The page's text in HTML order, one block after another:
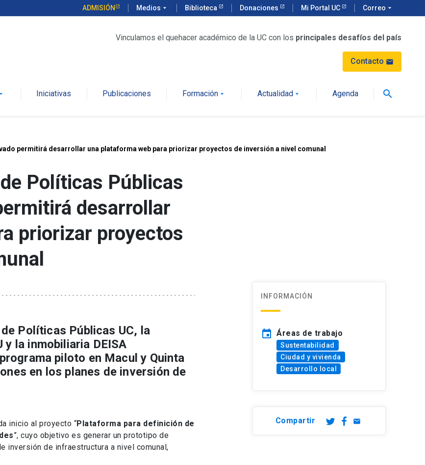
ADMISIÓN Medios arrow_drop_down Biblioteca Donaciones Mi Portal UC Correo arrow_drop_down
Vinculamos el quehacer académico de la UC con los principales desafíos del país
Contacto mail
arrow_drop_down Iniciativas Publicaciones Formaciónarrow_drop_down Actualidad arrow_drop_down Agenda search
permitirá desarrollar una plataforma web para priorizar proyectos de inversión a nivel comunal
Políticas Públicas
desarrollar
priorizar proyectos
Políticas Públicas UC, la
y la inmobiliaria DEISA
piloto en Macul y Quinta
en los planes de inversión de
inicio al proyecto “Plataforma para definición de
”, cuyo objetivo es generar un prototipo de
inversión de infraestructura a nivel comunal,
INFORMACIÓN
event Áreas de trabajo
Sustentabilidad
Ciudad y vivienda
Desarrollo local
Compartir email